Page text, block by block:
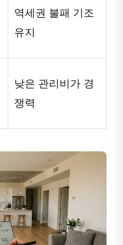
역세권 불패 기조
유지
낮은 관리비가 경
쟁력